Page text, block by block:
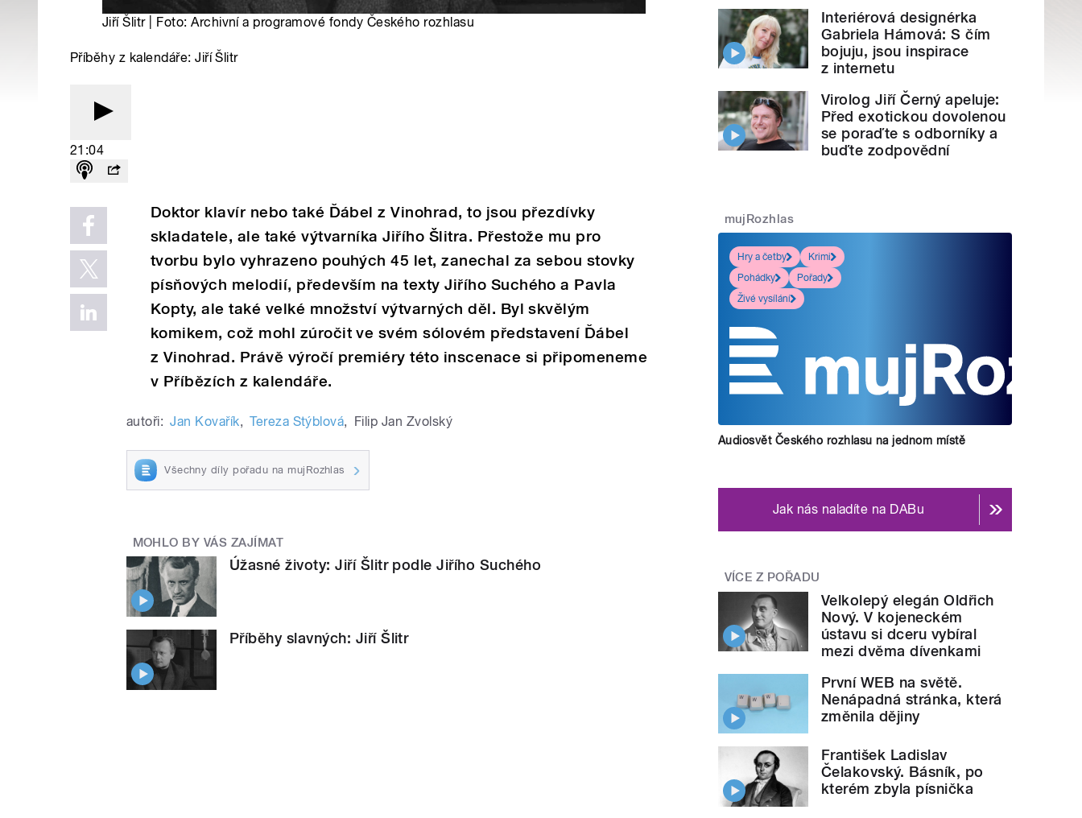
Jiří Šlitr | Foto: Archivní a programové fondy Českého rozhlasu
Příběhy z kalendáře: Jiří Šlitr
21:04
Doktor klavír nebo také Ďábel z Vinohrad, to jsou přezdívky
skladatele, ale také výtvarníka Jiřího Šlitra. Přestože mu pro
tvorbu bylo vyhrazeno pouhých 45 let, zanechal za sebou stovky
písňových melodií, především na texty Jiřího Suchého a Pavla
Kopty, ale také velké množství výtvarných děl. Byl skvělým
komikem, což mohl zúročit ve svém sólovém představení Ďábel
z Vinohrad. Právě výročí premiéry této inscenace si připomeneme
v Příbězích z kalendáře.
autoři: Jan Kovařík, Tereza Stýblová, Filip Jan Zvolský
Všechny díly pořadu na mujRozhlas
MOHLO BY VÁS ZAJÍMAT
Úžasné životy: Jiří Šlitr podle Jiřího Suchého
Příběhy slavných: Jiří Šlitr
Interiérová designérka
Gabriela Hámová: S čím
bojuju, jsou inspirace
z internetu
Virolog Jiří Černý apeluje:
Před exotickou dovolenou
se poraďte s odborníky a
buďte zodpovědní
mujRozhlas
Hry a četby
Krimi
Pohádky
Pořady
Živé vysílání
Audiosvět Českého rozhlasu na jednom místě
Jak nás naladíte na DABu
VÍCE Z POŘADU
Velkolepý elegán Oldřich
Nový. V kojeneckém
ústavu si dceru vybíral
mezi dvěma dívenkami
První WEB na světě.
Nenápadná stránka, která
změnila dějiny
František Ladislav
Čelakovský. Básník, po
kterém zbyla písnička